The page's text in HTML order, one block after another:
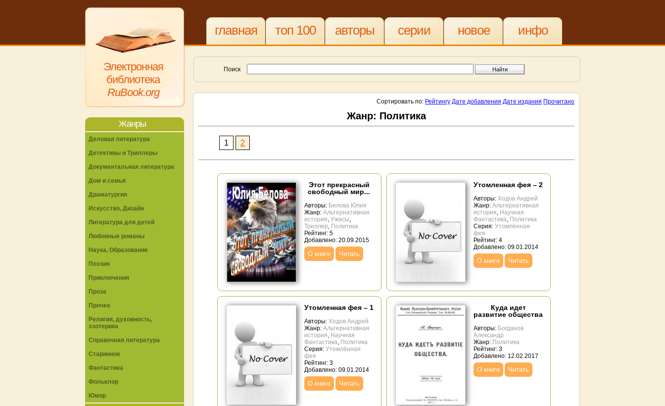
Электронная
библиотека
RuBook.org
главная топ 100 авторы серии новое инфо
Поиск
Сортировать по: Рейтингу Дате добавления Дате издания Прочитано
Жанр: Политика
1 2
Этот прекрасный
свободный мир...
Авторы: Белова Юлия
Жанр: Альтернативная
история, Ужасы,
Триллер, Политика
Рейтинг: 5
Добавлено: 20.09.2015
О книге Читать
Утомленная фея – 2
Авторы: Ходов Андрей
Жанр: Альтернативная
история, Научная
Фантастика, Политика
Серия: Утомлённая
фея
Рейтинг: 4
Добавлено: 09.01.2014
О книге Читать
Утомленная фея – 1
Авторы: Ходов Андрей
Жанр: Альтернативная
история, Научная
Фантастика, Политика
Серия: Утомлённая
фея
Рейтинг: 3
Добавлено: 09.01.2014
О книге Читать
Куда идет
развитие общества
Авторы: Богданов
Александр
Жанр: Политика
Рейтинг: 3
Добавлено: 12.02.2017
О книге Читать
Жанры
Деловая литература
Детективы и Триллеры
Документальная литература
Дом и семья
Драматургия
Искусство, Дизайн
Литература для детей
Любовные романы
Наука, Образование
Поэзия
Приключения
Проза
Прочее
Религия, духовность,
эзотерика
Справочная литература
Старинное
Фантастика
Фольклор
Юмор